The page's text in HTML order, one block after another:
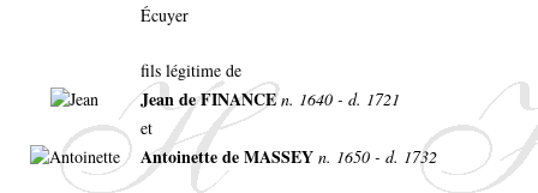
Écuyer
fils légitime de
Jean de FINANCE n. 1640 - d. 1721
et
Antoinette de MASSEY n. 1650 - d. 1732